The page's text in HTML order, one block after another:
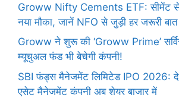
Groww Nifty Cements ETF: सीमेंट
नया मौका, जानें NFO से जुड़ी हर जरूरी बात
Groww ने शुरू की ‘Groww Prime’
म्यूचुअल फंड भी बेचेगी कंपनी!
SBI फंड्स मैनेजमेंट लिमिटेड IPO 2026:
एसेट मैनेजमेंट कंपनी अब शेयर बाजार में